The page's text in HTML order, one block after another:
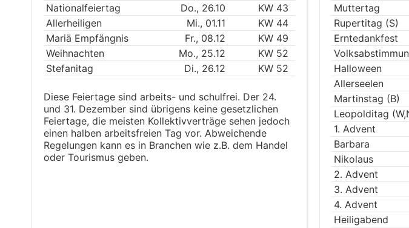
Nationalfeiertag
Do., 26.10
KW 43
Allerheiligen
Mi., 01.11
KW 44
Mariä Empfängnis
Fr., 08.12
KW 49
Weihnachten
Mo., 25.12
KW 52
Stefanitag
Di., 26.12 KW 52
Diese Feiertage sind arbeits- und schulfrei. Der 24.
und 31. Dezember sind übrigens keine gesetzlichen
Feiertage, die meisten Kollektivverträge sehen jedoch
einen halben arbeitsfreien Tag vor. Abweichende
Regelungen kann es in Branchen wie z.B. dem Handel
oder Tourismus geben.
Muttertag
Rupertitag (S)
Erntedankfest
Halloween
Allerseelen
Martinstag (B)
Leopolditag
1. Advent
Barbara
Nikolaus
2. Advent
3. Advent
4. Advent
Heiligabend